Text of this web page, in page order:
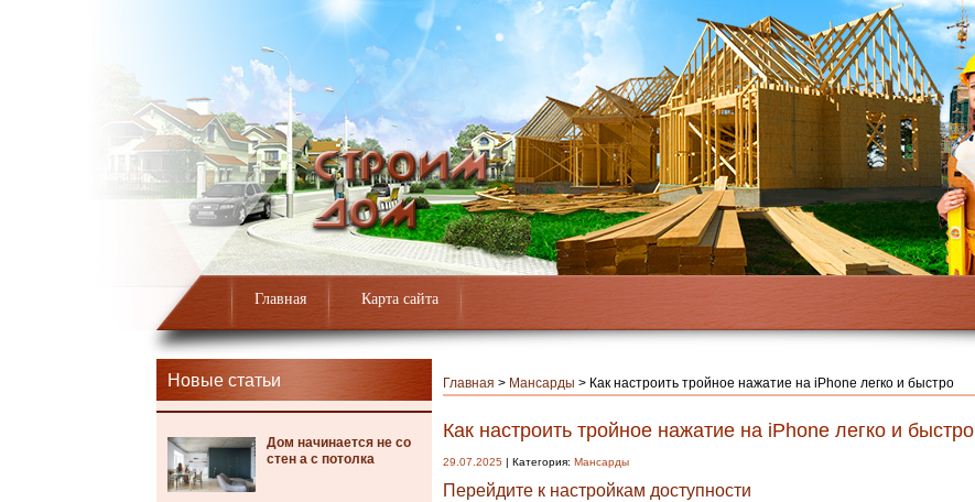
Главная Карта сайта
Новые статьи
Дом начинается не со
стен а с потолка
Главная > Мансарды > Как настроить тройное нажатие на iPhone легко и быстро
Как настроить тройное нажатие на iPhone легко и быстро
29.07.2025 | Категория: Мансарды
Перейдите к настройкам доступности